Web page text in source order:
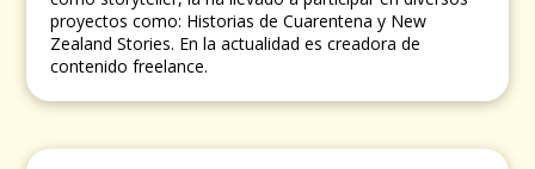
proyectos como: Historias de Cuarentena y New
Zealand Stories. En la actualidad es creadora de
contenido freelance.